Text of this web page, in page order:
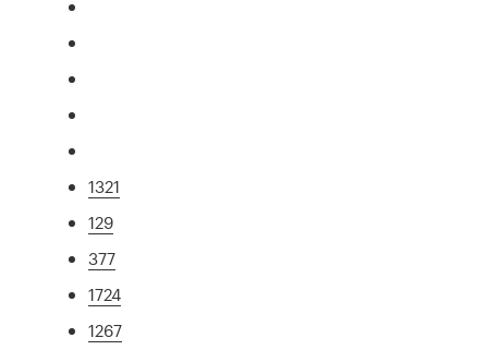
1321
129
377
1724
1267